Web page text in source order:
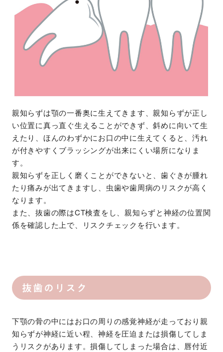
親知らずは顎の一番奥に生えてきます、親知らずが正し
い位置に真っ直ぐ生えることができず、斜めに向いて生
えたり、ほんのわずかにお口の中に生えてくると、汚れ
が付きやすくブラッシングが出来にくい場所になりま
す。
親知らずを正しく磨くことができないと、歯ぐきが腫れ
たり痛みが出てきますし、虫歯や歯周病のリスクが高く
なります。
また、抜歯の際はCT検査をし、親知らずと神経の位置関
係を確認した上で、リスクチェックを行います。
抜歯のリスク
下顎の骨の中にはお口の周りの感覚神経が走っており親
知らずが神経に近い程、神経を圧迫または損傷してしま
うリスクがあります。損傷してしまった場合は、唇付近